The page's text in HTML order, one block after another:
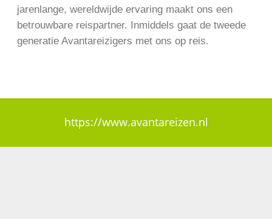
jarenlange, wereldwijde ervaring maakt ons een
betrouwbare reispartner. Inmiddels gaat de tweede
generatie Avantareizigers met ons op reis.
https://www.avantareizen.nl